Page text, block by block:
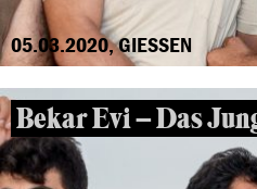
05.03.2020, GIESSEN
Bekar Evi – Das